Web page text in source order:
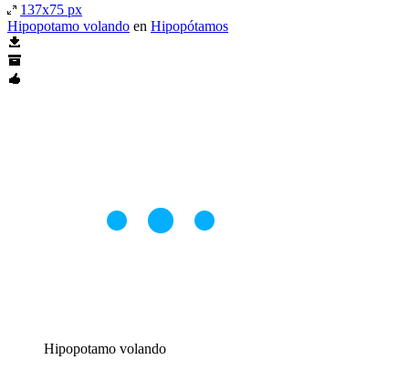
137x75 px
Hipopotamo volando en Hipopótamos
Hipopotamo volando